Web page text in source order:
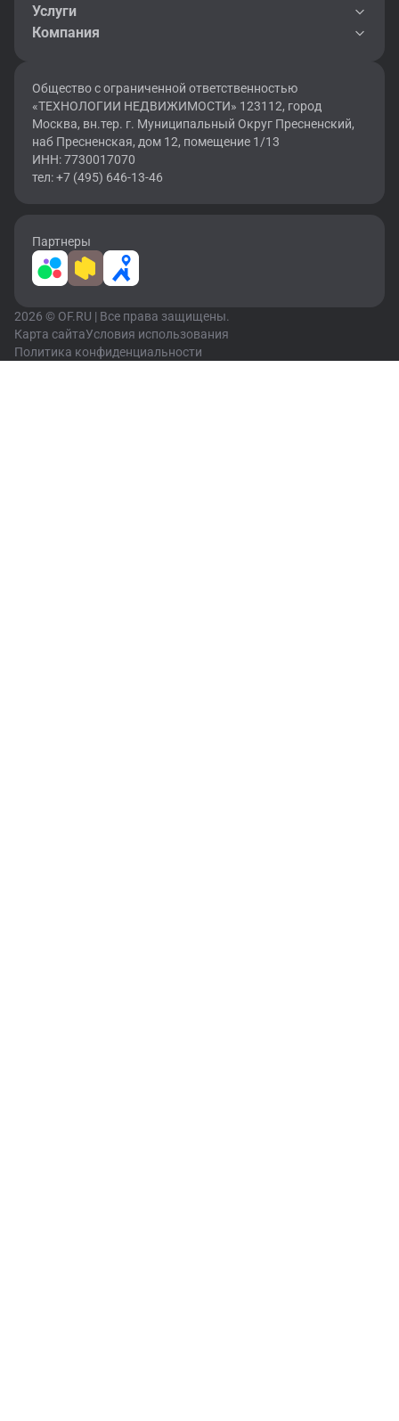
Услуги
Компания
Общество с ограниченной ответственностью
«ТЕХНОЛОГИИ НЕДВИЖИМОСТИ» 123112, город
Москва, вн.тер. г. Муниципальный Округ Пресненский,
наб Пресненская, дом 12, помещение 1/13
ИНН: 7730017070
тел: +7 (495) 646-13-46
Партнеры
2026 © OF.RU | Все права защищены.
Карта сайтаУсловия использования
Политика конфиденциальности